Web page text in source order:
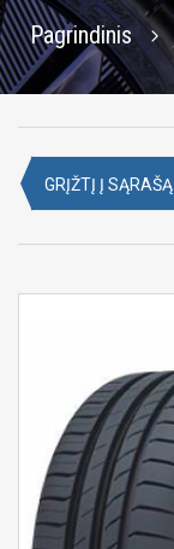
Pagrindinis
GRĮŽTĮ Į SĄRAŠĄ